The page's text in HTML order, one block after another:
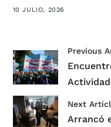
10 JULIO, 2026
Previous
Next
Arrancó